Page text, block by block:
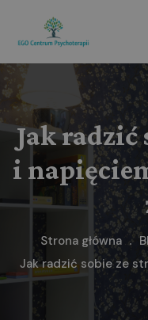
Jak radzić
i
Strona główna
Jak radzić sobie ze